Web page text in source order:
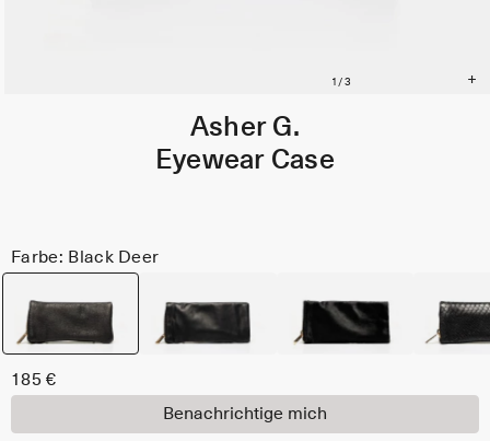
Asher G.
Eyewear Case
Farbe: Black Deer
185 €
Benachrichtige mich